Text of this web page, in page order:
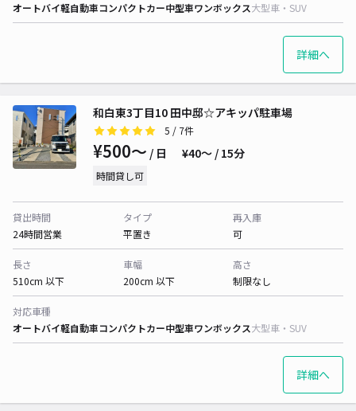
オートバイ軽自動車コンパクトカー中型車ワンボックス大型車・SUV
詳細へ
和白東3丁目10 田中邸☆アキッパ駐車場
5 / 7件
¥500〜 / 日 ¥40〜 / 15分
時間貸し可
貸出時間
24時間営業
タイプ
平置き
再入庫
可
長さ
510cm 以下
車幅
200cm 以下
高さ
制限なし
対応車種
オートバイ軽自動車コンパクトカー中型車ワンボックス大型車・SUV
詳細へ